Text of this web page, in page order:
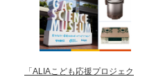
「ALIAこども応援プロジェク